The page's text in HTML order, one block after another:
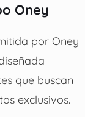
Oney
por Oney
que buscan
exclusivos.